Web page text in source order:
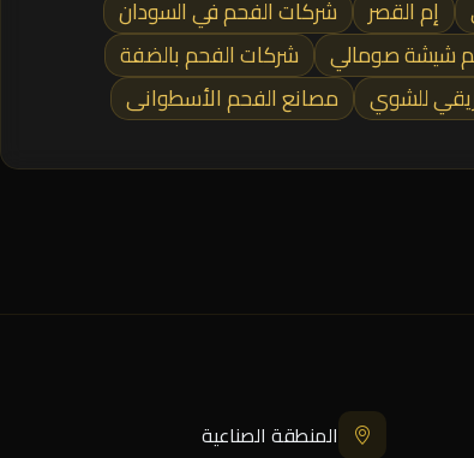
إم القصر
شركات الفحم في السودان
شيشة صومالي
شركات الفحم بالضفة
للشوي مصانع الفحم الأسطوانى
المنطقة الصناعية